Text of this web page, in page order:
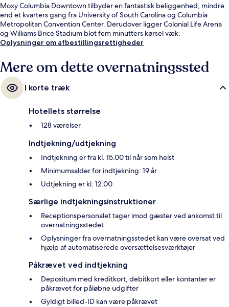
Moxy Columbia Downtown tilbyder en fantastisk beliggenhed, mindre
end et kvarters gang fra University of South Carolina og Columbia
Metropolitan Convention Center. Derudover ligger Colonial Life Arena
og Williams Brice Stadium blot fem minutters kørsel væk.
Oplysninger om afbestillingsrettigheder
Mere om dette overnatningssted
I korte træk
Hotellets størrelse
128 værelser
Indtjekning/udtjekning
Indtjekning er fra kl. 15.00 til når som helst
Minimumsalder for indtjekning: 19 år
Udtjekning er kl. 12.00
Særlige indtjekningsinstruktioner
Receptionspersonalet tager imod gæster ved ankomst til
overnatningsstedet
Oplysninger fra overnatningsstedet kan være oversat ved
hjælp af automatiserede oversættelsesværktøjer
Påkrævet ved indtjekning
Depositum med kreditkort, debitkort eller kontanter er
påkrævet for påløbne udgifter
Gyldigt billed-ID kan være påkrævet